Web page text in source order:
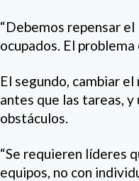
“Debemos repensar
ocupados. El
El segundo, cambiar
antes que las tareas,
obstáculos.
“Se requieren líderes
equipos, no con